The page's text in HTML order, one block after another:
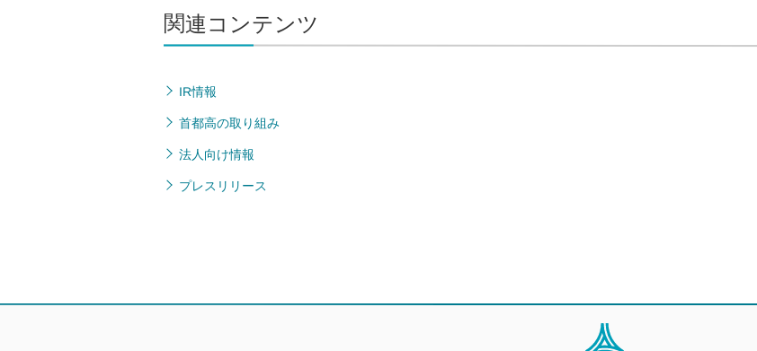
関連コンテンツ
IR情報
首都高の取り組み
法人向け情報
プレスリリース